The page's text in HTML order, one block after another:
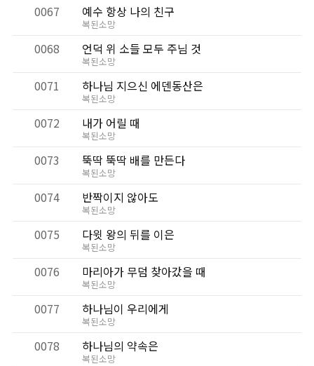
0067 예수 항상 나의 친구
복된소망
0068 언덕 위 소들 모두 주님 것
복된소망
0071 하나님 지으신 에덴동산은
복된소망
0072 내가 어릴 때
복된소망
0073 뚝딱 뚝딱 배를 만든다
복된소망
0074 반짝이지 않아도
복된소망
0075 다윗 왕의 뒤를 이은
복된소망
0076 마리아가 무덤 찾아갔을 때
복된소망
0077 하나님이 우리에게
복된소망
0078 하나님의 약속은
복된소망